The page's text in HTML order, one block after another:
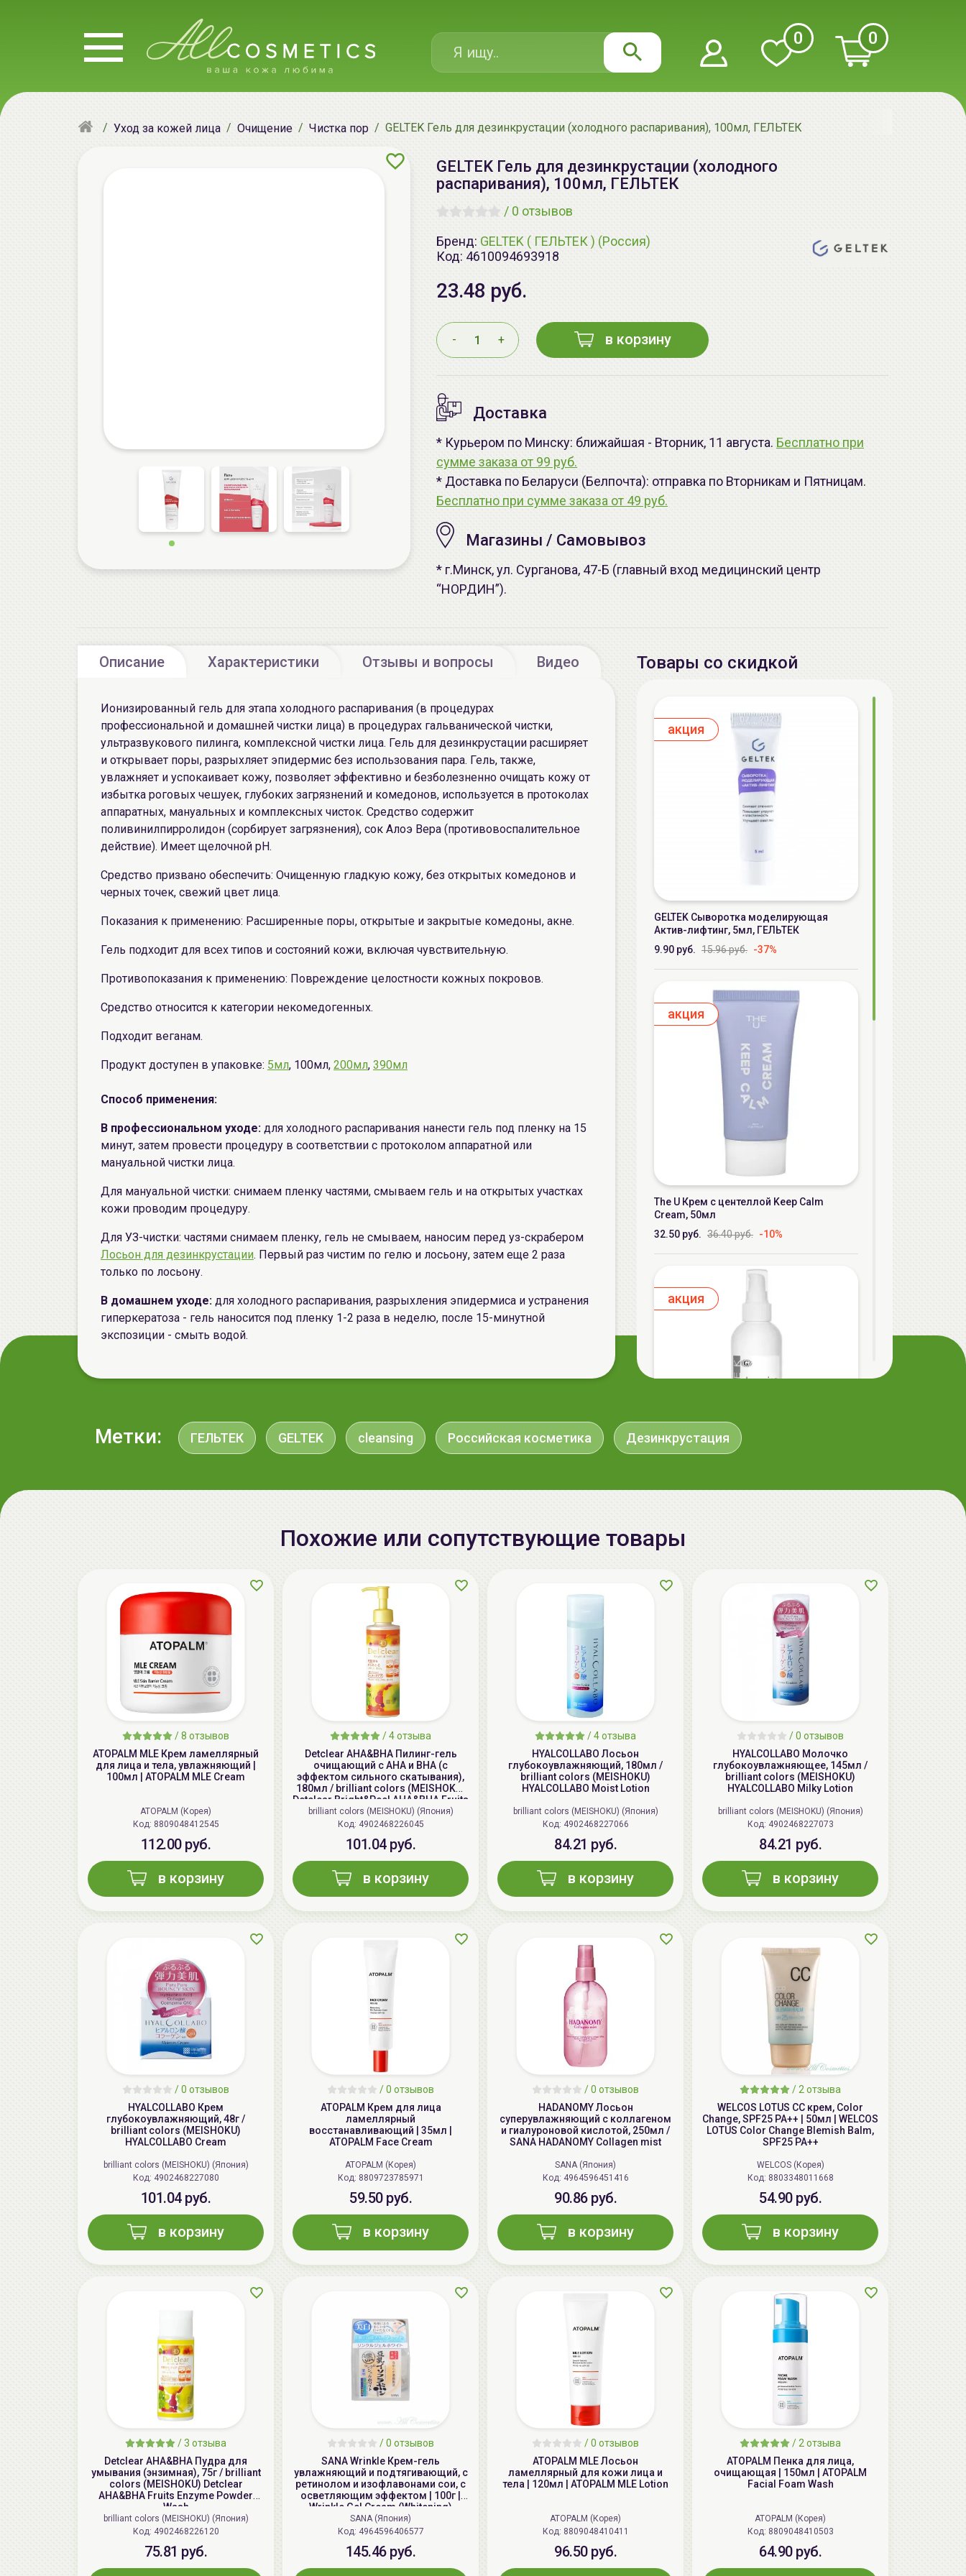
0 0
Уход за кожей лица Очищение Чистка пор GELTEK Гель для дезинкрустации (холодного распаривания), 100мл, ГЕЛЬТЕК
GELTEK Гель для дезинкрустации (холодного
распаривания), 100мл, ГЕЛЬТЕК
/ 0 отзывов
Бренд: GELTEK ( ГЕЛЬТЕК ) (Россия)
Код: 4610094693918
23.48 руб.
- + в корзину
Доставка
* Курьером по Минску: ближайшая - Вторник, 11 августа. Бесплатно при
сумме заказа от 99 руб.
* Доставка по Беларуси (Белпочта): отправка по Вторникам и Пятницам.
Бесплатно при сумме заказа от 49 руб.
Магазины / Самовывоз
* г.Минск, ул. Сурганова, 47-Б (главный вход медицинский центр
“НОРДИН”).
Описание Характеристики Отзывы и вопросы Видео
Ионизированный гель для этапа холодного распаривания (в процедурах
профессиональной и домашней чистки лица) в процедурах гальванической чистки,
ультразвукового пилинга, комплексной чистки лица. Гель для дезинкрустации расширяет
и открывает поры, разрыхляет эпидермис без использования пара. Гель, также,
увлажняет и успокаивает кожу, позволяет эффективно и безболезненно очищать кожу от
избытка роговых чешуек, глубоких загрязнений и комедонов, используется в протоколах
аппаратных, мануальных и комплексных чисток. Средство содержит
поливинилпирролидон (сорбирует загрязнения), сок Алоэ Вера (противовоспалительное
действие). Имеет щелочной рН.
Средство призвано обеспечить: Очищенную гладкую кожу, без открытых комедонов и
черных точек, свежий цвет лица.
Показания к применению: Расширенные поры, открытые и закрытые комедоны, акне.
Гель подходит для всех типов и состояний кожи, включая чувствительную.
Противопоказания к применению: Повреждение целостности кожных покровов.
Средство относится к категории некомедогенных.
Подходит веганам.
Продукт доступен в упаковке: 5мл, 100мл, 200мл, 390мл
Способ применения:
В профессиональном уходе: для холодного распаривания нанести гель под пленку на 15
минут, затем провести процедуру в соответствии с протоколом аппаратной или
мануальной чистки лица.
Для мануальной чистки: снимаем пленку частями, смываем гель и на открытых участках
кожи проводим процедуру.
Для УЗ-чистки: частями снимаем пленку, гель не смываем, наносим перед уз-скрабером
Лосьон для дезинкрустации. Первый раз чистим по гелю и лосьону, затем еще 2 раза
только по лосьону.
В домашнем уходе: для холодного распаривания, разрыхления эпидермиса и устранения
гиперкератоза - гель наносится под пленку 1-2 раза в неделю, после 15-минутной
экспозиции - смыть водой.
Товары со скидкой
aкция
GELTEK Сыворотка моделирующая
Актив-лифтинг, 5мл, ГЕЛЬТЕК
9.90 руб. 15.96 руб. -37%
aкция
The U Крем с центеллой Keep Calm
Cream, 50мл
32.50 руб. 36.40 руб. -10%
aкция
aкция
AiliCode Бальзам для волос
увлажняющий, 250мл
aкция
AiliCode Восстанавливающий крем-
49.95 руб. -50%
Метки: ГЕЛЬТЕК GELTEK cleansing Российская косметика Дезинкрустация
Похожие или сопутствующие товары
/8 отзывов
ATOPALM MLE Крем ламеллярный
для лица и тела, увлажняющий |
100мл | ATOPALM MLE Cream
ATOPALM (Корея)
Код: 8809048412545
112.00 руб.
в корзину
/4 отзыва
Detclear AHA&BHA Пилинг-гель
очищающий с AHA и BHA (с
эффектом сильного скатывания),
180мл / brilliant colors (MEISHOKU)
Detclear Bright&Peel AHA&BHA Fruits
Peeling Jelly
brilliant colors (MEISHOKU) (Япония)
Код: 4902468226045
101.04 руб.
в корзину
/4 отзыва
HYALCOLLABO Лосьон
глубокоувлажняющий, 180мл /
brilliant colors (MEISHOKU)
HYALCOLLABO Moist Lotion
brilliant colors (MEISHOKU) (Япония)
Код: 4902468227066
84.21 руб.
в корзину
/0 отзывов
HYALCOLLABO Молочко
глубокоувлажняющее, 145мл /
brilliant colors (MEISHOKU)
HYALCOLLABO Milky Lotion
brilliant colors (MEISHOKU) (Япония)
Код: 4902468227073
84.21 руб.
в корзину
/0 отзывов
HYALCOLLABO Крем
глубокоувлажняющий, 48г /
brilliant colors (MEISHOKU)
HYALCOLLABO Cream
brilliant colors (MEISHOKU) (Япония)
Код: 4902468227080
101.04 руб.
в корзину
/0 отзывов
ATOPALM Крем для лица
ламеллярный
восстанавливающий | 35мл |
ATOPALM Face Cream
ATOPALM (Корея)
Код: 8809723785971
59.50 руб.
в корзину
/0 отзывов
HADANOMY Лосьон
суперувлажняющий с коллагеном
и гиалуроновой кислотой, 250мл /
SANA HADANOMY Collagen mist
SANA (Япония)
Код: 4964596451416
90.86 руб.
в корзину
/ 2 отзыва
WELCOS LOTUS СС крем, Color
Change, SPF25 PA++ | 50мл | WELCOS
LOTUS Color Change Blemish Balm,
SPF25 PA++
WELCOS (Корея)
Код: 8803348011668
54.90 руб.
в корзину
/3 отзыва
Detclear AHA&BHA Пудра для
умывания (энзимная), 75г / brilliant
colors (MEISHOKU) Detclear
AHA&BHA Fruits Enzyme Powder
Wash
brilliant colors (MEISHOKU) (Япония)
Код: 4902468226120
75.81 руб.
/0 отзывов
SANA Wrinkle Крем-гель
увлажняющий и подтягивающий, с
ретинолом и изофлавонами сои, с
осветляющим эффектом | 100г |
Wrinkle Gel Cream (Whitening)
SANA (Япония)
Код: 4964596406577
145.46 руб.
/0 отзывов
ATOPALM MLE Лосьон
ламеллярный для кожи лица и
тела | 120мл | ATOPALM MLE Lotion
ATOPALM (Корея)
Код: 8809048410411
96.50 руб.
/2 отзыва
ATOPALM Пенка для лица,
очищающая | 150мл | ATOPALM
Facial Foam Wash
ATOPALM (Корея)
Код: 8809048410503
64.90 руб.